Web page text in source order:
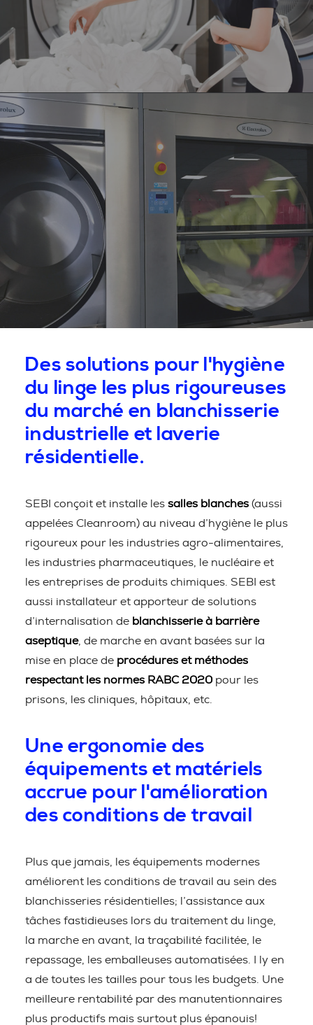
Des solutions pour l'hygiène
du linge les plus rigoureuses
du marché en blanchisserie
industrielle et laverie
résidentielle.
SEBI conçoit et installe les salles blanches (aussi
appelées Cleanroom) au niveau d’hygiène le plus
rigoureux pour les industries agro-alimentaires,
les industries pharmaceutiques, le nucléaire et
les entreprises de produits chimiques. SEBI est
aussi installateur et apporteur de solutions
d’internalisation de blanchisserie à barrière
aseptique, de marche en avant basées sur la
mise en place de procédures et méthodes
respectant les normes RABC 2020 pour les
prisons, les cliniques, hôpitaux, etc.
Une ergonomie des
équipements et matériels
accrue pour l'amélioration
des conditions de travail
Plus que jamais, les équipements modernes
améliorent les conditions de travail au sein des
blanchisseries résidentielles; l’assistance aux
tâches fastidieuses lors du traitement du linge,
la marche en avant, la traçabilité facilitée, le
repassage, les emballeuses automatisées. I ly en
a de toutes les tailles pour tous les budgets. Une
meilleure rentabilité par des manutentionnaires
plus productifs mais surtout plus épanouis!